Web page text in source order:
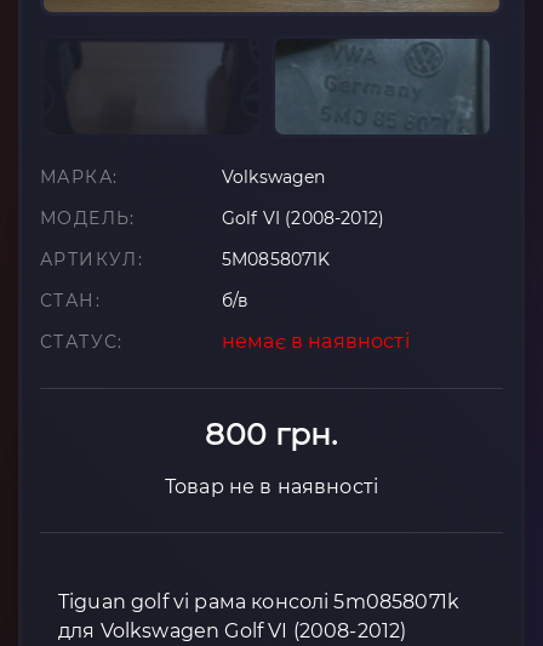
МАРКА:
Volkswagen
МОДЕЛЬ:
Golf VI (2008-2012)
АРТИКУЛ:
5M0858071K
СТАН:
б/в
СТАТУС:
немає в наявності
800 грн.
Товар не в наявності
Tiguan golf vi рама консолі 5m0858071k
для Volkswagen Golf VI (2008-2012)